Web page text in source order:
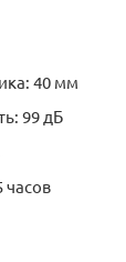
40 мм
99 дБ
часов